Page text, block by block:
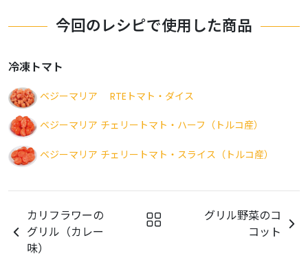
今回のレシピで使用した商品
冷凍トマト
ベジーマリア RTEトマト・ダイス
ベジーマリア チェリートマト・ハーフ（トルコ産）
ベジーマリア チェリートマト・スライス（トルコ産）
カリフラワーの
グリル（カレー
味）
グリル野菜のコ
コット